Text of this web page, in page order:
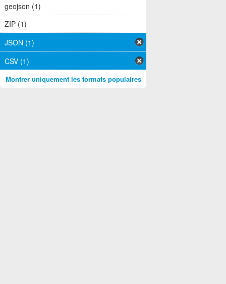
geojson (1)
ZIP (1)
JSON (1)
CSV (1)
Montrer uniquement les formats populaires